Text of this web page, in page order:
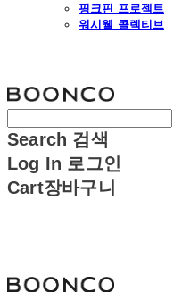
핑크핀 프로젝트
워시웰 콜렉티브
Search 검색
Log In 로그인
Cart장바구니